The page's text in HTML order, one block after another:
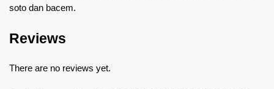
soto dan bacem.
Reviews
There are no reviews yet.